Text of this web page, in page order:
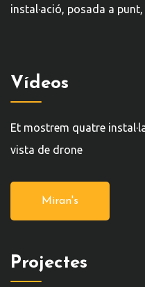
instal·ació, posada a
Vídeos
Et mostrem quatre
vista de drone
Miran's
Projectes